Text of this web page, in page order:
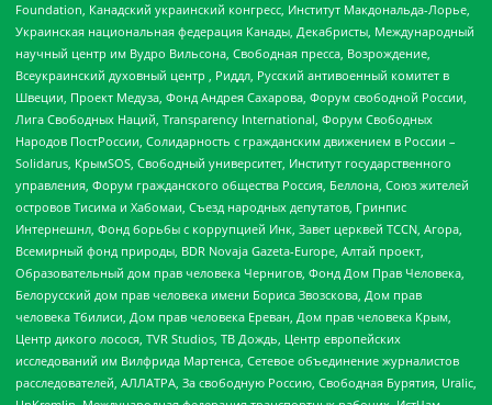
Foundation, Канадский украинский конгресс, Институт Макдональда-Лорье,
Украинская национальная федерация Канады, Декабристы, Международный
научный центр им Вудро Вильсона, Свободная пресса, Возрождение,
Всеукраинский духовный центр , Риддл, Русский антивоенный комитет в
Швеции, Проект Медуза, Фонд Андрея Сахарова, Форум свободной России,
Лига Свободных Наций, Transparеncy International, Форум Свободных
Народов ПостРоссии, Солидарность с гражданским движением в России –
Solidarus, КрымSOS, Свободный университет, Институт государственного
управления, Форум гражданского общества Россия, Беллона, Союз жителей
островов Тисима и Хабомаи, Съезд народных депутатов, Гринпис
Интернешнл, Фонд борьбы с коррупцией Инк, Завет церквей TCCN, Агора,
Всемирный фонд природы, BDR Novaja Gazeta-Europe, Алтай проект,
Образовательный дом прав человека Чернигов, Фонд Дом Прав Человека,
Белорусский дом прав человека имени Бориса Звозскова, Дом прав
человека Тбилиси, Дом прав человека Ереван, Дом прав человека Крым,
Центр дикого лосося, TVR Studios, ТВ Дождь, Центр европейских
исследований им Вилфрида Мартенса, Сетевое объединение журналистов
расследователей, АЛЛАТРА, За свободную Россию, Свободная Бурятия, Uralic,